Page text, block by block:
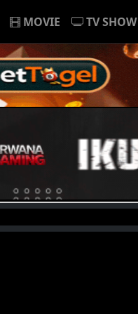
MOVIE TV SHOW